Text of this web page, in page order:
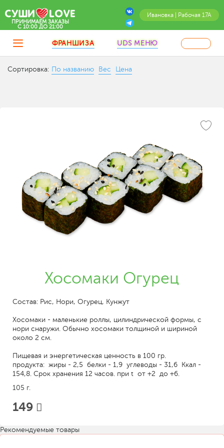
Ивановка | Рабочая 17А
ПРИНИМАЕМ ЗАКАЗЫ
C 10:00 ДО 21:00
ФРАНШИЗА UDS МЕНЮ
Сортировка: По названию Вес Цена
Хосомаки Огурец
Состав: Рис, Нори, Огурец, Кунжут
Хосомаки - маленькие роллы, цилиндрической формы, с
нори снаружи. Обычно хосомаки толщиной и шириной
около 2 см.
Пищевая и энергетическая ценность в 100 гр.
продукта: жиры - 2,5 белки - 1,9 углеводы - 31,6 Ккал -
154,8. Срок хранения 12 часов. при t от +2 до +6.
105 г.
149
Рекомендуемые товары